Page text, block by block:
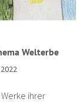
Welterbe
ihrer